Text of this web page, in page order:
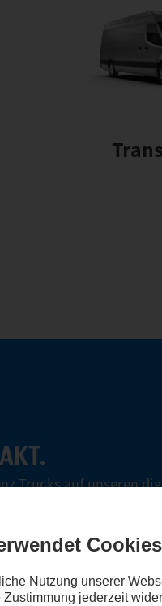
Trucks auf unseren